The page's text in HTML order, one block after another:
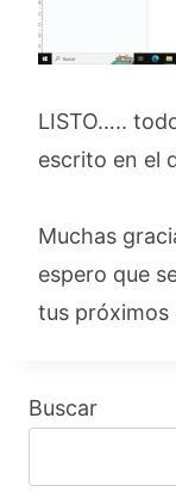
LISTO…..
escrito en el
Muchas
espero que
tus próximos
Buscar